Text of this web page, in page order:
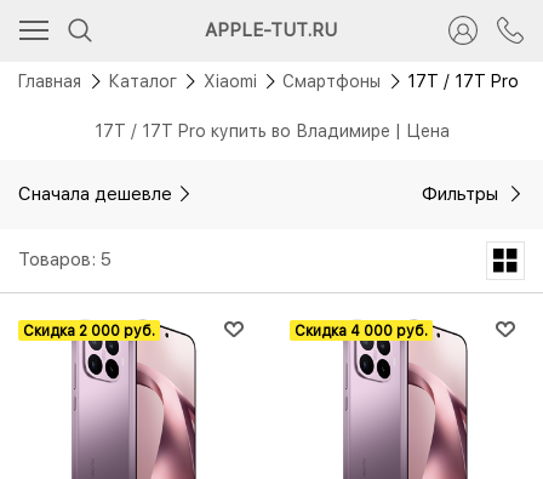
APPLE-TUT.RU
Главная Каталог Xiaomi Смартфоны 17T / 17T Pro
17T / 17T Pro купить во Владимире | Цена
Сначала дешевле Фильтры
Товаров: 5
Скидка 2 000 руб. Скидка 4 000 руб.